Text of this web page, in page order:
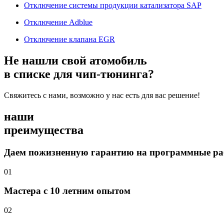
Отключение системы продукции катализатора SAP
Отключение Adblue
Отключение клапана EGR
Не нашли свой атомобиль
в списке для чип-тюнинга?
Свяжитесь с нами, возможно у нас есть для вас решение!
наши
преимущества
Даем пожизненную гарантию на программные
01
Мастера с 10 летним опытом
02